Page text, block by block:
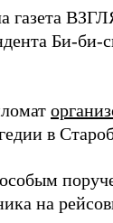
газета
Би-би-
в
на